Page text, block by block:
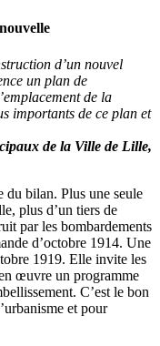
d’un nouvel
un plan de
de la
importants de ce plan et
de la Ville de Lille,
du bilan. Plus une seule
plus d’un tiers de
par les bombardements
d’octobre 1914. Une
1919. Elle invite les
œuvre un programme
C’est le bon
et pour